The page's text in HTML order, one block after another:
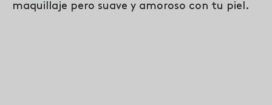
maquillaje pero suave y amoroso con tu piel.